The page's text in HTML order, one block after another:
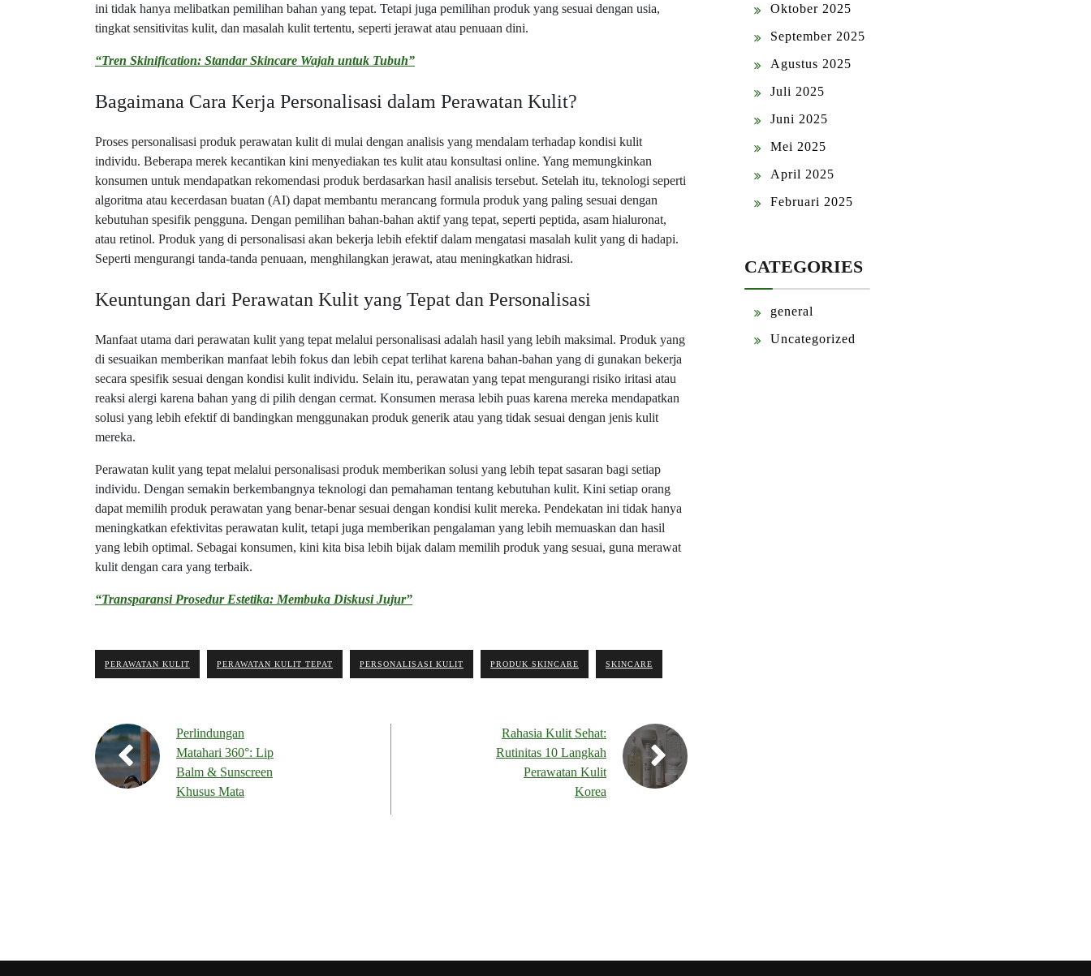
ini tidak hanya melibatkan pemilihan bahan yang tepat. Tetapi juga pemilihan produk yang sesuai dengan usia,
tingkat sensitivitas kulit, dan masalah kulit tertentu, seperti jerawat atau penuaan dini.
“Tren Skinification: Standar Skincare Wajah untuk Tubuh”
Bagaimana Cara Kerja Personalisasi dalam Perawatan Kulit?
Proses personalisasi produk perawatan kulit di mulai dengan analisis yang mendalam terhadap kondisi kulit
individu. Beberapa merek kecantikan kini menyediakan tes kulit atau konsultasi online. Yang memungkinkan
konsumen untuk mendapatkan rekomendasi produk berdasarkan hasil analisis tersebut. Setelah itu, teknologi seperti
algoritma atau kecerdasan buatan (AI) dapat membantu merancang formula produk yang paling sesuai dengan
kebutuhan spesifik pengguna. Dengan pemilihan bahan-bahan aktif yang tepat, seperti peptida, asam hialuronat,
atau retinol. Produk yang di personalisasi akan bekerja lebih efektif dalam mengatasi masalah kulit yang di hadapi.
Seperti mengurangi tanda-tanda penuaan, menghilangkan jerawat, atau meningkatkan hidrasi.
Keuntungan dari Perawatan Kulit yang Tepat dan Personalisasi
Manfaat utama dari perawatan kulit yang tepat melalui personalisasi adalah hasil yang lebih maksimal. Produk yang
di sesuaikan memberikan manfaat lebih fokus dan lebih cepat terlihat karena bahan-bahan yang di gunakan bekerja
secara spesifik sesuai dengan kondisi kulit individu. Selain itu, perawatan yang tepat mengurangi risiko iritasi atau
reaksi alergi karena bahan yang di pilih dengan cermat. Konsumen merasa lebih puas karena mereka mendapatkan
solusi yang lebih efektif di bandingkan menggunakan produk generik atau yang tidak sesuai dengan jenis kulit
mereka.
Perawatan kulit yang tepat melalui personalisasi produk memberikan solusi yang lebih tepat sasaran bagi setiap
individu. Dengan semakin berkembangnya teknologi dan pemahaman tentang kebutuhan kulit. Kini setiap orang
dapat memilih produk perawatan yang benar-benar sesuai dengan kondisi kulit mereka. Pendekatan ini tidak hanya
meningkatkan efektivitas perawatan kulit, tetapi juga memberikan pengalaman yang lebih memuaskan dan hasil
yang lebih optimal. Sebagai konsumen, kini kita bisa lebih bijak dalam memilih produk yang sesuai, guna merawat
kulit dengan cara yang terbaik.
“Transparansi Prosedur Estetika: Membuka Diskusi Jujur”
PERAWATAN KULIT PERAWATAN KULIT TEPAT PERSONALISASI KULIT PRODUK SKINCARE SKINCARE
Perlindungan
Matahari 360°: Lip
Balm & Sunscreen
Khusus Mata
Rahasia Kulit Sehat:
Rutinitas 10 Langkah
Perawatan Kulit
Korea
Oktober 2025
September 2025
Agustus 2025
Juli 2025
Juni 2025
Mei 2025
April 2025
Februari 2025
CATEGORIES
general
Uncategorized